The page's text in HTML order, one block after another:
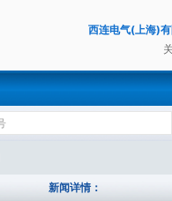
西连电气(上海)有
新闻详情：